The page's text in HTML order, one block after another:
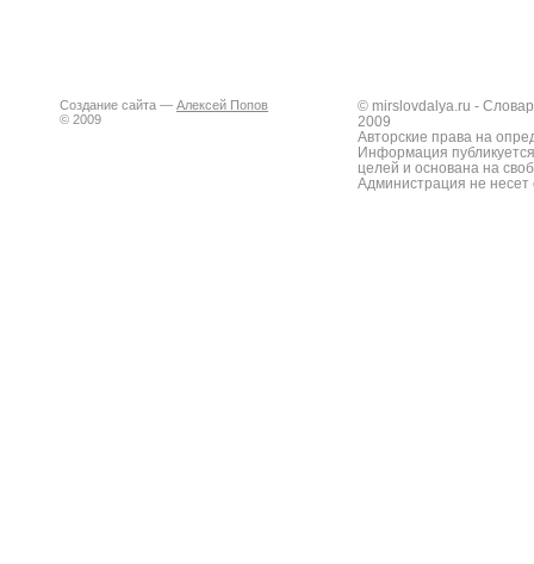
Создание сайта — Алексей Попов
© 2009
© mirslovdalya.ru -
2009
Авторские права на
Информация
целей и основана на
Администрация не несет